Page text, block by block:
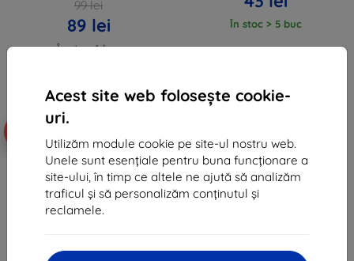
Acest site web folosește cookie-
uri.
Utilizăm module cookie pe site-ul nostru web.
Unele sunt esențiale pentru buna funcționare a
site-ului, în timp ce altele ne ajută să analizăm
traficul și să personalizăm conținutul și
reclamele.
99 lei
89 lei
În stoc 4 buc
În stoc > 5 buc